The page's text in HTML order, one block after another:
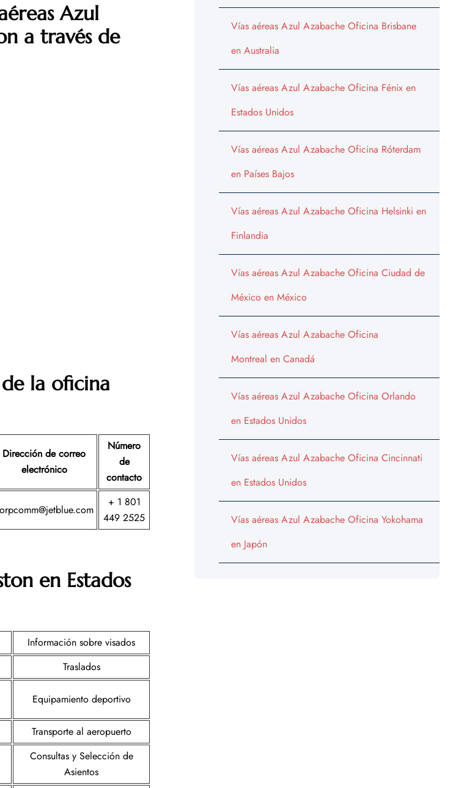
Azul
a través de
la oficina
Dirección de correo
electrónico
Número
de
contacto
+ 1 801
449 2525
en Estados
Información sobre visados
Traslados
Equipamiento deportivo
Transporte al aeropuerto
Consultas y Selección de
Asientos
Vías aéreas Azul Azabache Oficina Brisbane
en Australia
Vías aéreas Azul Azabache Oficina Fénix en
Estados Unidos
Vías aéreas Azul Azabache Oficina Róterdam
en Países Bajos
Vías aéreas Azul Azabache Oficina Helsinki en
Finlandia
Vías aéreas Azul Azabache Oficina Ciudad de
México en México
Vías aéreas Azul Azabache Oficina
Montreal en Canadá
Vías aéreas Azul Azabache Oficina Orlando
en Estados Unidos
Vías aéreas Azul Azabache Oficina Cincinnati
en Estados Unidos
Vías aéreas Azul Azabache Oficina Yokohama
en Japón